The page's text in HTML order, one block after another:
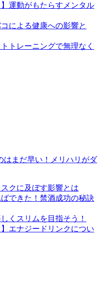
運動がもたらすメンタル
による健康への影響と
トレーニングで無理なく
はまだ早い！メリハリがダ
クに及ぼす影響とは
できた！禁酒成功の秘訣
くスリムを目指そう！
エナジードリンクについ